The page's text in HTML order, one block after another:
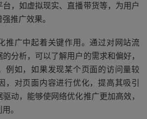
，如虚拟现实、直播带货等，为用户
推广效果。
推广中起着关键作用。通过对网站流
分析，可以了解用户的需求和偏好，
例如，如果发现某个页面的访问量较
，对页面内容进行优化，提高其吸引
动，能够使网络优化推广更加高效，
。